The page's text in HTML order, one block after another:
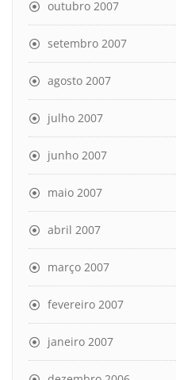
outubro 2007
setembro 2007
agosto 2007
julho 2007
junho 2007
maio 2007
abril 2007
março 2007
fevereiro 2007
janeiro 2007